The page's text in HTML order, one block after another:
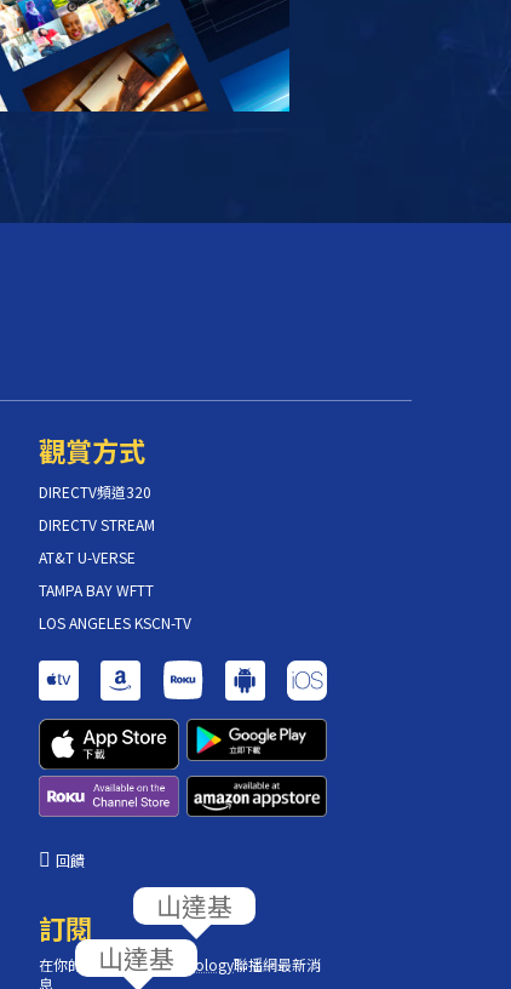
觀賞方式
DIRECTV頻道320
DIRECTV STREAM
AT&T U-VERSE
TAMPA BAY WFTT
LOS ANGELES KSCN-TV
回饋
訂閱
在你的收件匣獲取Scientology聯播網最新消
息